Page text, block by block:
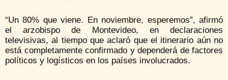
“Un 80% que viene. En noviembre, esperemos”, afirmó
el arzobispo de Montevideo, en declaraciones
televisivas, al tiempo que aclaró que el itinerario aún no
está completamente confirmado y dependerá de factores
políticos y logísticos en los países involucrados.